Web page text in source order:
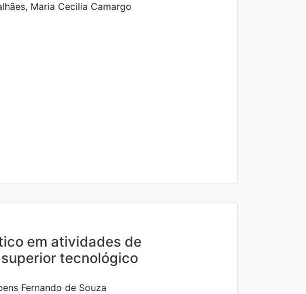
Maria Cecilia Camargo
em atividades de
tecnológico
Fernando de Souza